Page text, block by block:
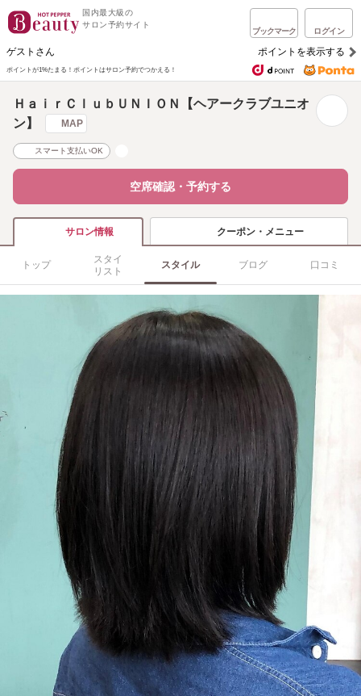
国内最大級の
サロン予約サイト
ブックマーク ログイン
ゲストさん ポイントを表示する
ポイントが1%たまる！ ポイントはサロン予約でつかえる！
ＨａｉｒＣｌｕｂＵＮＩＯＮ【ヘアークラブユニオ
ン】
MAP
スマート支払いOK
空席確認・予約する
サロン情報 クーポン・メニュー
トップ
スタイ
リスト
スタイル ブログ 口コミ